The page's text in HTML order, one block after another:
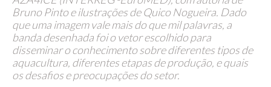
Bruno Pinto e ilustrações de Quico Nogueira. Dado
que uma imagem vale mais do que mil palavras, a
banda desenhada foi o vetor escolhido para
disseminar o conhecimento sobre diferentes tipos de
aquacultura, diferentes etapas de produção, e quais
os desafios e preocupações do setor.